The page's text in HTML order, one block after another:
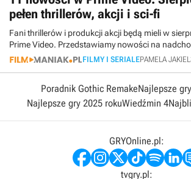
pełen thrillerów, akcji i sci-fi
Fani thrillerów i produkcji akcji będą mieli w
Prime Video. Przedstawiamy nowości na
FILMY I SERIALEPAMELA JAKIEL
Poradnik Gothic RemakeNajlepsze
Najlepsze gry 2025 rokuWiedźmin 4
GRYOnline.pl:
tvgry.pl: